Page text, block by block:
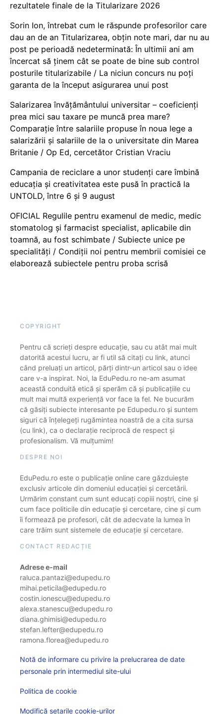
rezultatele finale de la Titularizare 2026
Sorin Ion, întrebat cum le răspunde profesorilor care
dau an de an Titularizarea, obțin note mari, dar nu au
post pe perioadă nedeterminată: În ultimii ani am
încercat să ținem cât se poate de bine sub control
posturile titularizabile / La niciun concurs nu poți
garanta de la început asigurarea unui post
Salarizarea învățământului universitar – coeficienți
prea mici sau taxare pe muncă prea mare?
Comparație între salariile propuse în noua lege a
salarizării și salariile de la o universitate din Marea
Britanie / Op Ed, cercetător Cristian Vraciu
Campania de reciclare a unor studenți care îmbină
educația și creativitatea este pusă în practică la
UNTOLD, între 6 și 9 august
OFICIAL Regulile pentru examenul de medic, medic
stomatolog și farmacist specialist, aplicabile din
toamnă, au fost schimbate / Subiecte unice pe
specialități / Condiții noi pentru membrii comisiei ce
elaborează subiectele pentru proba scrisă
COPYRIGHT
Pentru că scrieți despre educație, sau cu atât mai mult
datorită acestui lucru, ar fi util să citați cu link, atunci
când preluați un articol, părți dintr-un articol sau o idee
care v-a inspirat. Noi, la EduPedu.ro ne-am asumat
această conduită etică și sperăm că și publicațiile cu
mult mai multă experiență vor face la fel. Ne bucurăm
că găsiți subiecte interesante pe Edupedu.ro și suntem
siguri că înțelegeți rugămintea noastră de a cita sursa
(cu link), ca o declarație reciprocă de respect și
profesionalism. Vă mulțumim!
DESPRE NOI
EduPedu.ro este o publicație online care găzduiește
exclusiv articole din domeniul educației și cercetării.
Urmărim constant cum sunt educați copiii noștri, cine și
cum face politicile din educație și cercetare, cine și cum
îi formează pe profesori, cât de adecvate la lumea în
care trăim sunt sistemele de educație și cercetare.
CONTACT REDACȚIE
Adrese e-mail
raluca.pantazi@edupedu.ro
mihai.peticila@edupedu.ro
costin.ionescu@edupedu.ro
alexa.stanescu@edupedu.ro
diana.ghimisi@edupedu.ro
stefan.lefter@edupedu.ro
ramona.florea@edupedu.ro
Notă de informare cu privire la prelucrarea de date
personale prin intermediul site-ului
Politica de cookie
Modifică setarile cookie-urilor